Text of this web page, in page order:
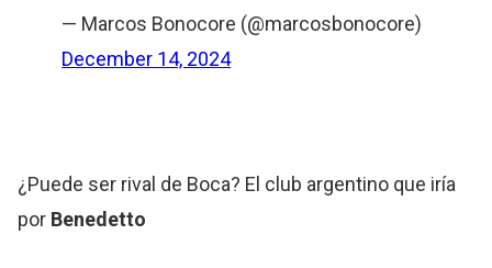
— Marcos Bonocore (@marcosbonocore)
December 14, 2024
¿Puede ser rival de Boca? El club argentino que iría
por Benedetto